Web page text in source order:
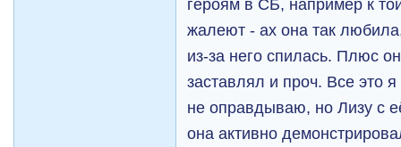
героям в СБ, например к
жалеют - ах она так
из-за него спилась. Плюс
заставлял и проч. Все это
не оправдываю, но Лизу с
она активно